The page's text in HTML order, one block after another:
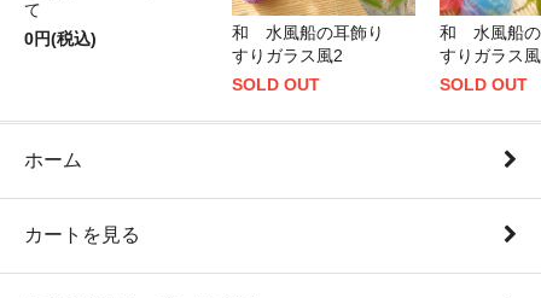
て
0円(税込)
和 水風船の耳飾り
すりガラス風2
SOLD OUT
和 水風船
すりガラス風
SOLD OUT
ホーム
カートを見る